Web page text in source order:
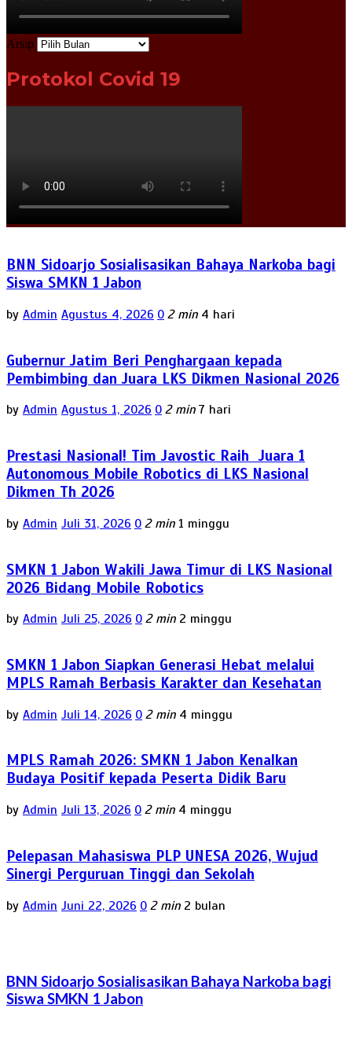
Arsip
Protokol Covid 19
BNN Sidoarjo Sosialisasikan Bahaya Narkoba bagi
Siswa SMKN 1 Jabon
by Admin Agustus 4, 2026 0 2 min 4 hari
Gubernur Jatim Beri Penghargaan kepada
Pembimbing dan Juara LKS Dikmen Nasional 2026
by Admin Agustus 1, 2026 0 2 min 7 hari
Prestasi Nasional! Tim Javostic Raih Juara 1
Autonomous Mobile Robotics di LKS Nasional
Dikmen Th 2026
by Admin Juli 31, 2026 0 2 min 1 minggu
SMKN 1 Jabon Wakili Jawa Timur di LKS Nasional
2026 Bidang Mobile Robotics
by Admin Juli 25, 2026 0 2 min 2 minggu
SMKN 1 Jabon Siapkan Generasi Hebat melalui
MPLS Ramah Berbasis Karakter dan Kesehatan
by Admin Juli 14, 2026 0 2 min 4 minggu
MPLS Ramah 2026: SMKN 1 Jabon Kenalkan
Budaya Positif kepada Peserta Didik Baru
by Admin Juli 13, 2026 0 2 min 4 minggu
Pelepasan Mahasiswa PLP UNESA 2026, Wujud
Sinergi Perguruan Tinggi dan Sekolah
by Admin Juni 22, 2026 0 2 min 2 bulan
BNN Sidoarjo Sosialisasikan Bahaya Narkoba bagi
Siswa SMKN 1 Jabon